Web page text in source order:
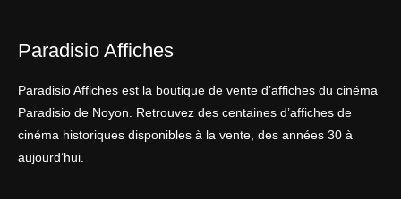
Paradisio Affiches
Paradisio Affiches est la boutique de vente d’affiches du cinéma
Paradisio de Noyon. Retrouvez des centaines d’affiches de
cinéma historiques disponibles à la vente, des années 30 à
aujourd’hui.